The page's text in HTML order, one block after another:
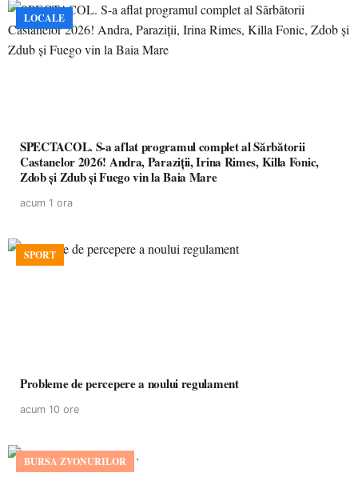
LOCALE
SPECTACOL. S-a aflat programul complet al Sărbătorii
Castanelor 2026! Andra, Paraziții, Irina Rimes, Killa Fonic,
Zdob și Zdub și Fuego vin la Baia Mare
acum 1 ora
SPORT
Probleme de percepere a noului regulament
acum 10 ore
BURSA ZVONURILOR